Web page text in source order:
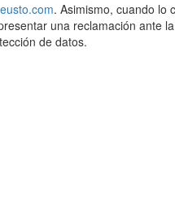
. Asimismo, cuando lo
una reclamación ante
de datos.